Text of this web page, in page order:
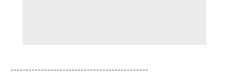
---------------------------------------------